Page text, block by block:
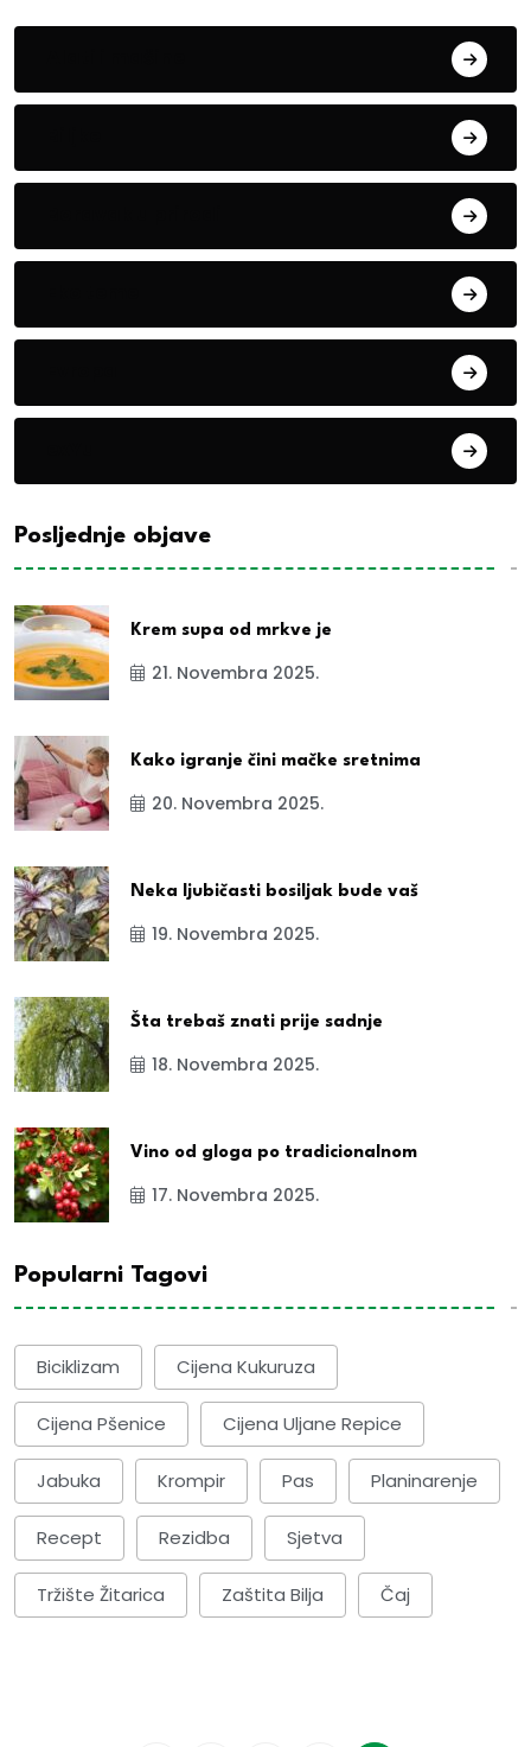
Posljednje objave
Krem supa od mrkve je
21. Novembra 2025.
Kako igranje čini mačke sretnima
20. Novembra 2025.
Neka ljubičasti bosiljak bude vaš
19. Novembra 2025.
Šta trebaš znati prije sadnje
18. Novembra 2025.
Vino od gloga po tradicionalnom
17. Novembra 2025.
Popularni Tagovi
Biciklizam Cijena Kukuruza
Cijena Pšenice Cijena Uljane Repice
Jabuka Krompir Pas Planinarenje
Recept Rezidba Sjetva
Tržište Žitarica Zaštita Bilja Čaj